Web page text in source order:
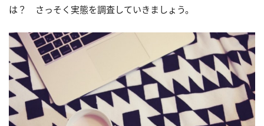
は？ さっそく実態を調査していきましょう。